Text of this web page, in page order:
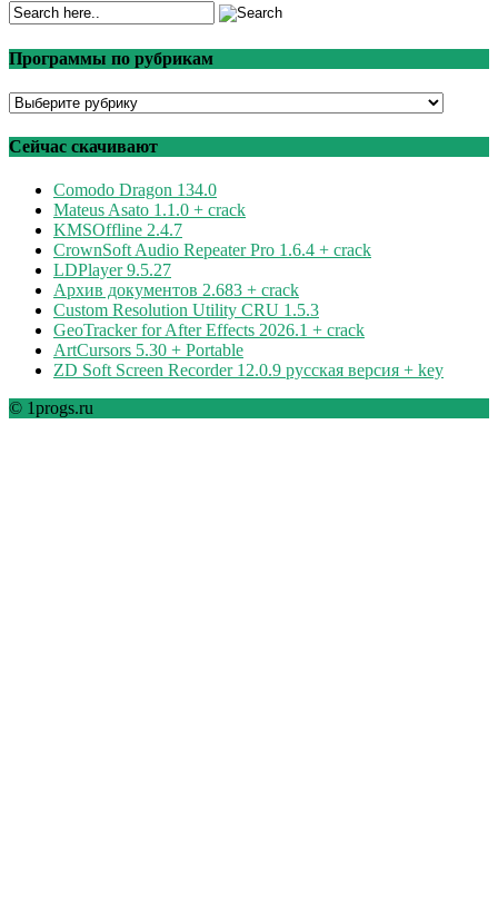
Программы по рубрикам
Программы
рубрикам
Сейчас скачивают
Comodo Dragon 134.0
Mateus Asato 1.1.0 + crack
KMSOffline 2.4.7
CrownSoft Audio Repeater Pro 1.6.4 + crack
LDPlayer 9.5.27
Архив документов 2.683 + crack
Custom Resolution Utility CRU 1.5.3
GeoTracker for After Effects 2026.1 + crack
ArtCursors 5.30 + Portable
ZD Soft Screen Recorder 12.0.9 русская версия + key
© 1progs.ru